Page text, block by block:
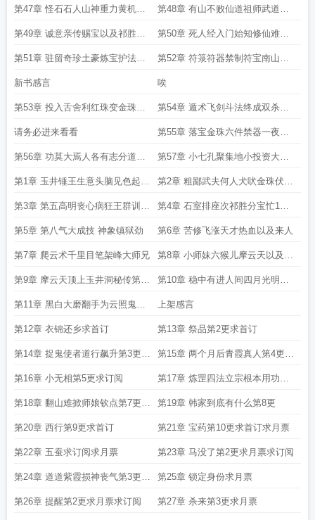
第47章 怪石石人山神重力黄机华
珠买命以及八卦云光帕
第48章 有山不败仙道祖师武道战
神武师姐妹美妇师徒明天五更
第49章 诚意亲传赐宝以及祁胜的
无理要求明天五更求追读
第50章 死人经入门始知修仙难难
难难第1更求追读
第51章 驻留奇珍土豪炼宝护法二
十一天后第2更求追读
第52章 符箓符器禁制符宝南山蛮
疆以及风雨欲来第3更
新书感言 唉
第53章 投入舌舍利红珠变金珠蛮
疆有五宗 仙魔邪鬼毒第4更
第54章 遁术飞剑斗法终成双杀落
宝第5更晚上还有一更
请务必进来看看 第55章 落宝金珠六件禁器一夜暴
富爽爽爽爽月底求月票
第56章 功莫大焉人各有志分道扬
镳一纸调令子子孙孙求月票
第57章 小七孔聚集地小投资大回
报悔不当初以及我主祁胜
第1章 玉井锤王生意头脑见色起意
好大洞府祁胜小儿求月票
第2章 粗鄙武夫何人犬吠金珠伏宝
搅散祥云一声剑来镇压二孟
第3章 第五高明丧心病狂王群训徒
驱物之术以及下院之说
第4章 石室排座次祁胜分宝忙1号0
点即31号24点上架
第5章 第八气大成技 神象镇狱劲 第6章 苦修飞涨天才热血以及来人
第7章 爬云术千里目笔架峰大师兄 第8章 小师妹六猴儿摩云天以及一
枝独秀
第9章 摩云天顶上玉井洞秘传第一
批班底
第10章 稳中有进人间四月光明顶
上一言不合今晚24点上架
第11章 黑白大磨翻手为云照鬼现
形今天24点上架求首订
上架感言
第12章 衣锦还乡求首订 第13章 祭品第2更求首订
第14章 捉鬼使者道行飙升第3更求
首订
第15章 两个月后青霞真人第4更求
首订
第16章 小无相第5更求订阅 第17章 炼罡四法立宗根本用功巨
万体系成型第6更求首订
第18章 翻山难掀师娘钦点第7更求
首订
第19章 韩家到底有什么第8更
第20章 西行第9更求首订 第21章 宝药第10更求首订求月票
第22章 五蚕求订阅求月票 第23章 马没了第2更求月票求订阅
第24章 道道紫霞损神丧气第3更求
月票
第25章 锁定身份求月票
第26章 提醒第2更求月票求订阅 第27章 杀来第3更求月票